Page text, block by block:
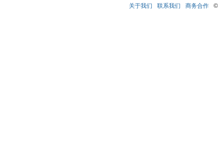
关于我们 联系我们 商务合作